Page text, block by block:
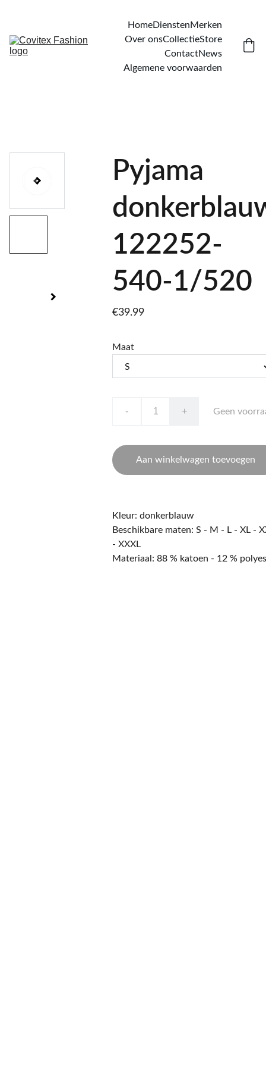
HomeDienstenMerken
Over onsCollectieStore
ContactNews
Algemene voorwaarden
Pyjama
122252-
540-1/520
€39.99
Maat
- + Geen
Aan winkelwagen toevoegen
Kleur: donkerblauw
Beschikbare maten: S - M - L - XL -
- XXXL
Materiaal: 88 % katoen - 12 %